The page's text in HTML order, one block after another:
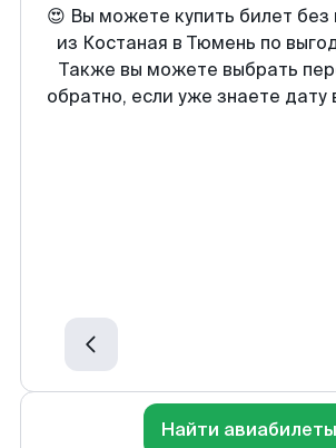
😍 Вы можете купить билет без
из Костаная в Тюмень по
Также вы можете выбрать
обратно, если уже знаете
Найти авиабилеты